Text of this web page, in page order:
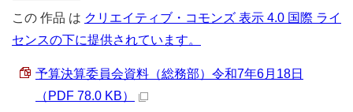
この 作品 は クリエイティブ・コモンズ 表示 4.0 国際 ライ
センスの下に提供されています。
予算決算委員会資料（総務部）令和7年6月18日
（PDF 78.0 KB）